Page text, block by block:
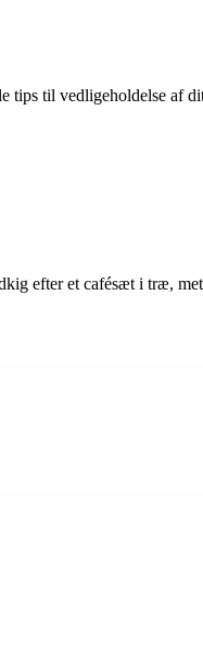
tips til vedligeholdelse af
efter et cafésæt i træ,